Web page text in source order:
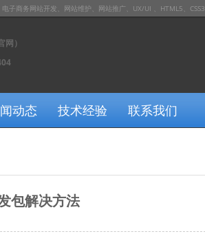
子商务网站开发、网站维护、网站推广、UX/UI 、HTML5、
）
动态 技术经验 联系我们
包解决方法